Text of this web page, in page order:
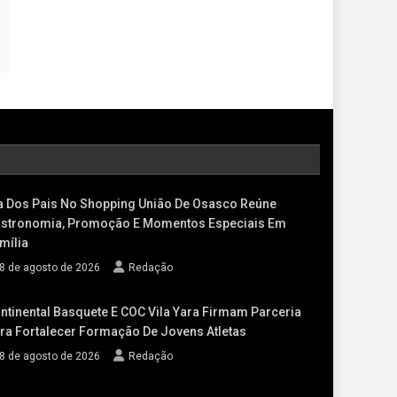
Dos Pais No Shopping União De Osasco Reúne
Promoção E Momentos Especiais Em
8 de agosto de 2026 Redação
Basquete E COC Vila Yara Firmam Parceria
Fortalecer Formação De Jovens Atletas
8 de agosto de 2026 Redação